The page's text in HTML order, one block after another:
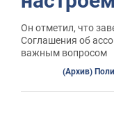
Он отметил, что
Соглашения об
важным вопросом
(Архив)